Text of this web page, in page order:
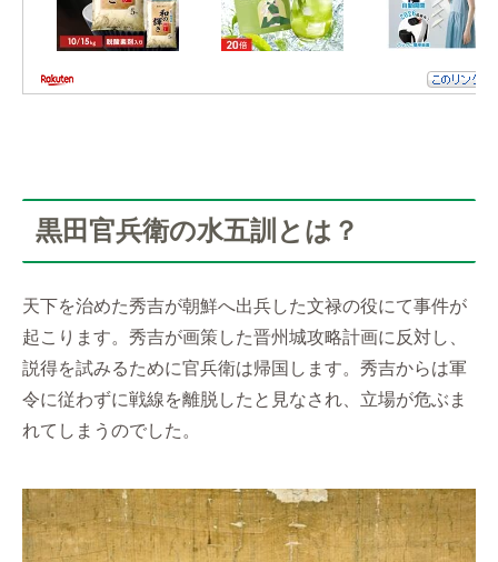
黒田官兵衛の水五訓とは？
天下を治めた秀吉が朝鮮へ出兵した文禄の役にて事件が
起こります。秀吉が画策した晋州城攻略計画に反対し、
説得を試みるために官兵衛は帰国します。秀吉からは軍
令に従わずに戦線を離脱したと見なされ、立場が危ぶま
れてしまうのでした。